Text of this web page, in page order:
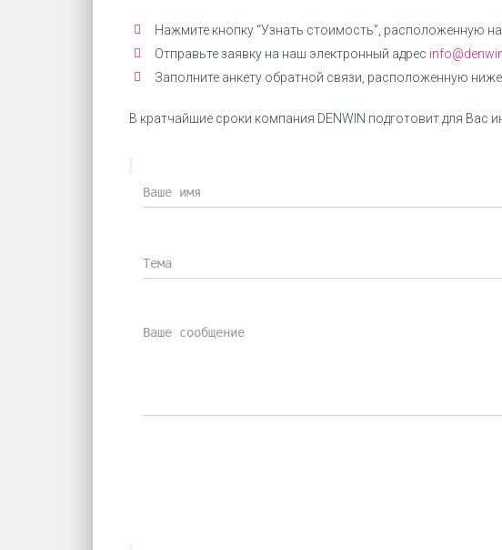
Нажмите кнопку “Узнать стоимость”, расположенную
Отправьте заявку на наш электронный адрес
Заполните анкету обратной связи, расположенную ниже.
В кратчайшие сроки компания DENWIN подготовит для Вас